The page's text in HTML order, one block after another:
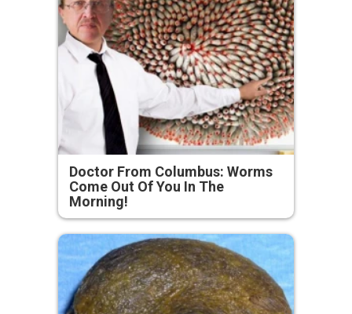
Doctor From Columbus: Worms
Come Out Of You In The
Morning!